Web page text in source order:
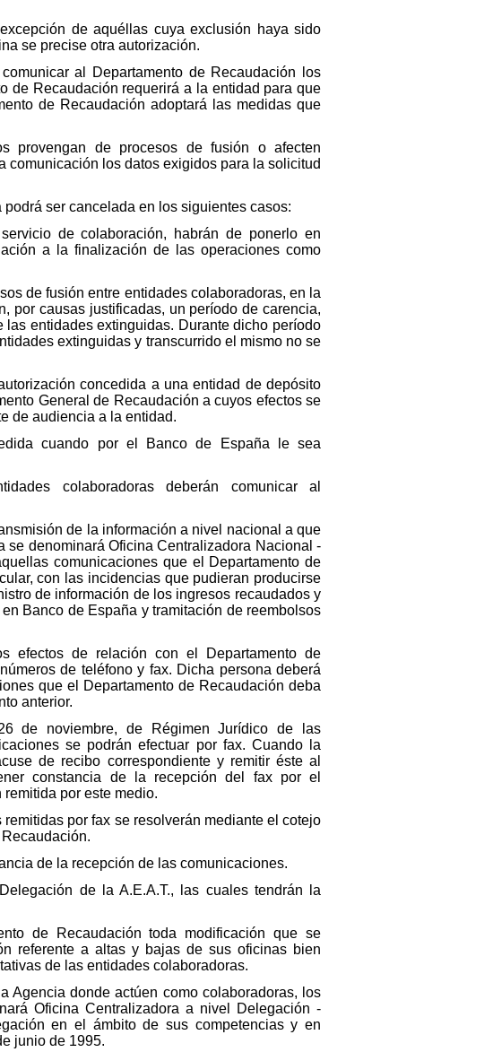
de aquéllas cuya exclusión haya sido
se precise otra autorización.
al Departamento de Recaudación los
de Recaudación requerirá a la entidad para que
de Recaudación adoptará las medidas que
provengan de procesos de fusión o afecten
los datos exigidos para la solicitud
ser cancelada en los siguientes casos:
de colaboración, habrán de ponerlo en
a la finalización de las operaciones como
de fusión entre entidades colaboradoras, en la
por causas justificadas, un período de carencia,
entidades extinguidas. Durante dicho período
extinguidas y transcurrido el mismo no se
concedida a una entidad de depósito
General de Recaudación a cuyos efectos se
de audiencia a la entidad.
cuando por el Banco de España le sea
colaboradoras deberán comunicar al
de la información a nivel nacional a que
se denominará Oficina Centralizadora Nacional -
comunicaciones que el Departamento de
con las incidencias que pudieran producirse
de información de los ingresos recaudados y
Banco de España y tramitación de reembolsos
efectos de relación con el Departamento de
de teléfono y fax. Dicha persona deberá
que el Departamento de Recaudación deba
anterior.
de noviembre, de Régimen Jurídico de las
se podrán efectuar por fax. Cuando la
de recibo correspondiente y remitir éste al
constancia de la recepción del fax por el
por este medio.
por fax se resolverán mediante el cotejo
de la recepción de las comunicaciones.
de la A.E.A.T., las cuales tendrán la
de Recaudación toda modificación que se
referente a altas y bajas de sus oficinas bien
de las entidades colaboradoras.
Agencia donde actúen como colaboradoras, los
Oficina Centralizadora a nivel Delegación -
en el ámbito de sus competencias y en
junio de 1995.